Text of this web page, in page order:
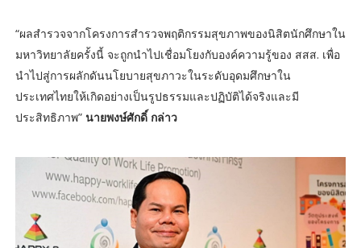
“ผลสำรวจจากโครงการสำรวจพฤติกรรมสุขภาพของนิสิตนักศึกษาใน
มหาวิทยาลัยครั้งนี้ จะถูกนำไปเชื่อมโยงกับองค์ความรู้ของ สสส. เพื่อ
นำไปสู่การผลักดันนโยบายสุขภาวะในระดับอุดมศึกษาใน
ประเทศไทยให้เกิดอย่างเป็นรูปธรรมและปฏิบัติได้จริงและมี
ประสิทธิภาพ” นายพงษ์ศักดิ์ กล่าว